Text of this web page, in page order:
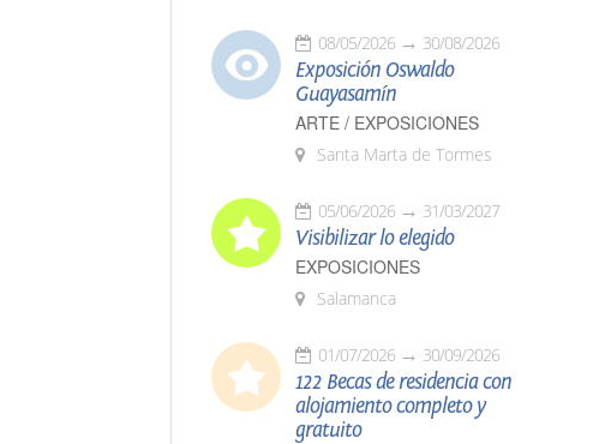
08/05/2026 30/08/2026
Exposición Oswaldo
Guayasamín
ARTE / EXPOSICIONES
Santa Marta de Tormes
05/06/2026 31/03/2027
Visibilizar lo elegido
EXPOSICIONES
Salamanca
01/07/2026 30/09/2026
122 Becas de residencia con
alojamiento completo y
gratuito